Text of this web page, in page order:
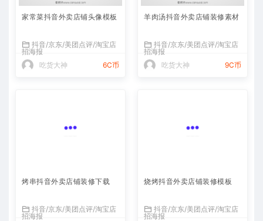
家常菜抖音外卖店铺头像模板
抖音/京东/美团点评/淘宝店
招海报
吃货大神
6C币
羊肉汤抖音外卖店铺装修素材
抖音/京东/美团点评/淘宝店
招海报
吃货大神
9C币
烤串抖音外卖店铺装修下载
抖音/京东/美团点评/淘宝店
招海报
烧烤抖音外卖店铺装修模板
抖音/京东/美团点评/淘宝店
招海报